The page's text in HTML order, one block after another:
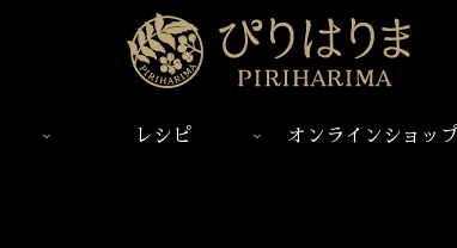
レシピ オンラインショップ